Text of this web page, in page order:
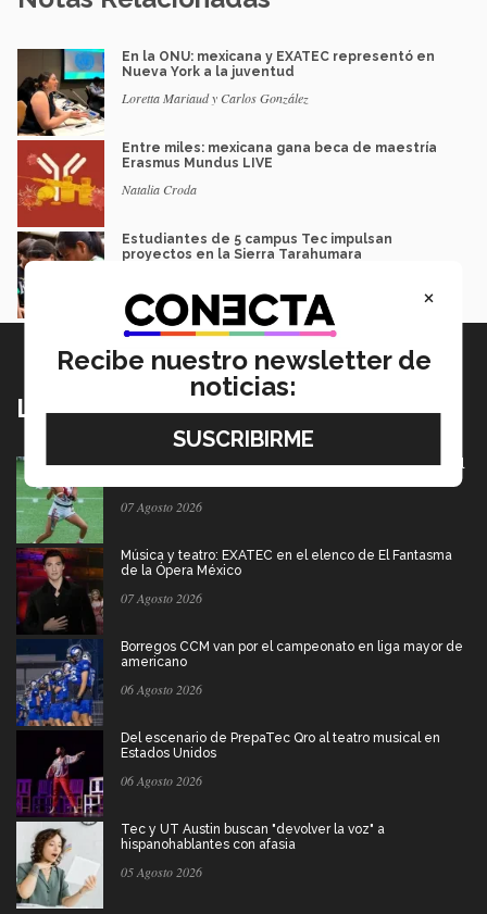
En la ONU: mexicana y EXATEC representó en
Nueva York a la juventud
Loretta Mariaud y Carlos González
Entre miles: mexicana gana beca de maestría
Erasmus Mundus LIVE
Natalia Croda
Estudiantes de 5 campus Tec impulsan
proyectos en la Sierra Tarahumara
Lo más nuevo
México va por pase olímpico en mundial de flag football
07 Agosto 2026
Música y teatro: EXATEC en el elenco de El Fantasma
de la Ópera México
07 Agosto 2026
Borregos CCM van por el campeonato en liga mayor de
americano
06 Agosto 2026
Del escenario de PrepaTec Qro al teatro musical en
Estados Unidos
06 Agosto 2026
Tec y UT Austin buscan "devolver la voz" a
hispanohablantes con afasia
05 Agosto 2026
×
Recibe nuestro newsletter de
noticias: